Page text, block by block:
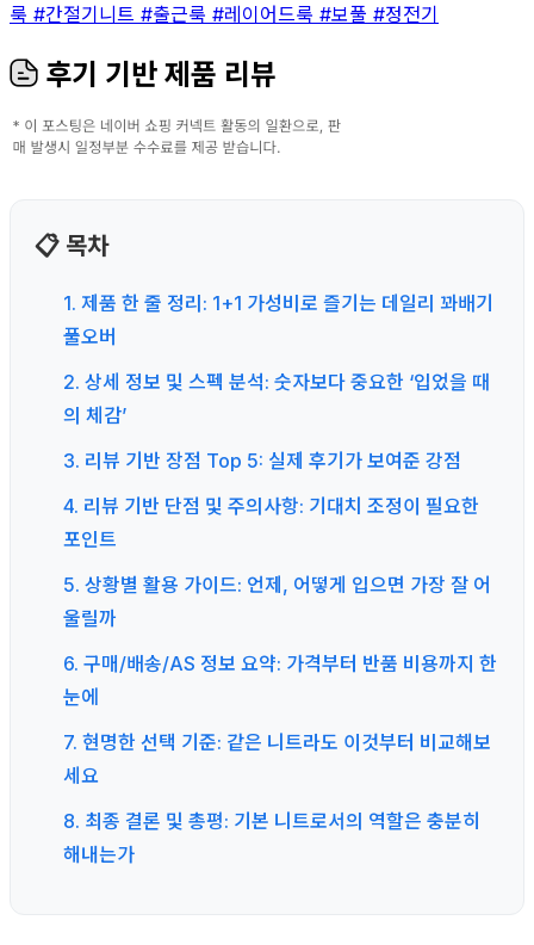
룩 #간절기니트 #출근룩 #레이어드룩 #보풀 #정전기
후기 기반 제품 리뷰
📋 목차
1. 제품 한 줄 정리: 1+1 가성비로 즐기는 데일리 꽈배기
풀오버
2. 상세 정보 및 스펙 분석: 숫자보다 중요한 ‘입었을 때
의 체감’
3. 리뷰 기반 장점 Top 5: 실제 후기가 보여준 강점
4. 리뷰 기반 단점 및 주의사항: 기대치 조정이 필요한
포인트
5. 상황별 활용 가이드: 언제, 어떻게 입으면 가장 잘 어
울릴까
6. 구매/배송/AS 정보 요약: 가격부터 반품 비용까지 한
눈에
7. 현명한 선택 기준: 같은 니트라도 이것부터 비교해보
세요
8. 최종 결론 및 총평: 기본 니트로서의 역할은 충분히
해내는가